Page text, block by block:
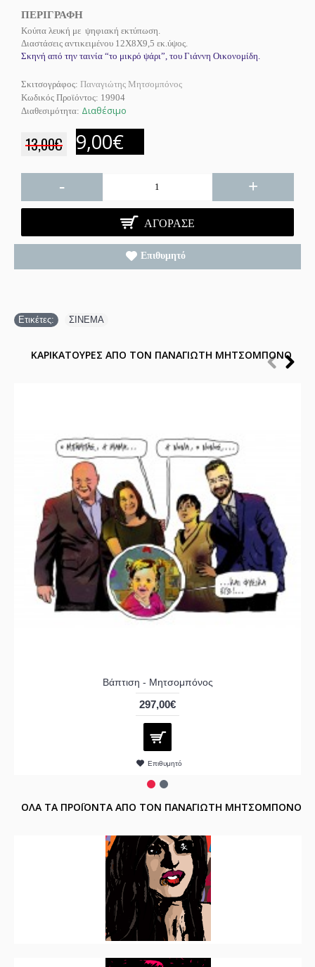
ΠΕΡΙΓΡΑΦΗ
Κούπα λευκή με ψηφιακή εκτύπωση.
Διαστάσεις αντικειμένου 12Χ8Χ9,5 εκ.ύψος.
Σκηνή από την ταινία “το μικρό ψάρι”, του Γιάννη Οικονομίδη.
Σκιτσογράφος: Παναγιώτης Μητσομπόνος
Κωδικός Προϊόντος: 19904
Διαθεσιμότητα: Διαθέσιμο
13,00€ 9,00€
- +
ΑΓΌΡΑΣΕ
Επιθυμητό
Ετικέτες: ΣΙΝΕΜΑ
ΚΑΡΙΚΑΤΟΥΡΕΣ ΑΠΟ ΤΟΝ ΠΑΝΑΓΙΩΤΗ ΜΗΤΣΟΜΠΟΝΟ
Βάπτιση - Μητσομπόνος
297,00€
Επιθυμητό
ΟΛΑ ΤΑ ΠΡΟΪΟΝΤΑ ΑΠΟ ΤΟΝ ΠΑΝΑΓΙΩΤΗ ΜΗΤΣΟΜΠΟΝΟ